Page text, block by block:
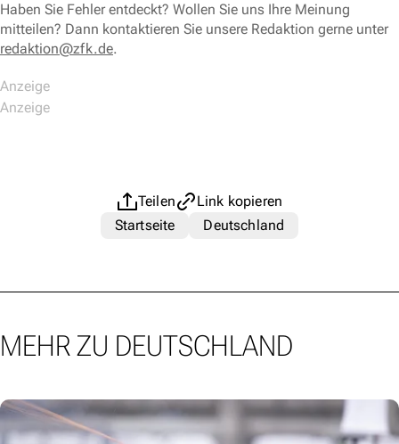
Haben Sie Fehler entdeckt? Wollen Sie uns Ihre Meinung
mitteilen? Dann kontaktieren Sie unsere Redaktion gerne unter
redaktion@zfk.de.
Teilen
Link kopieren
Startseite
Deutschland
MEHR ZU DEUTSCHLAND